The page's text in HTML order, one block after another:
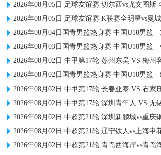
蜘蛛直播
2026年08月05日 足球友谊赛 切尔西vs尤文图斯
2026年08月05日 足球友谊赛 K联赛全明星vs曼
2026年08月04日国青男篮热身赛 中国U18男篮 - 加拿大大卫·安篮球学
2026年08月03日国青男篮热身赛 中国U18男篮 - 韩国东国大学
2026年08月02日 中甲第17轮 苏州东吴 VS 梅州客家
2026年08月02日国青男篮热身赛 中国U18男篮 - 纽纳华丁闪电队
2026年08月02日 中甲第17轮 长春亚泰 VS 石家庄功夫
2026年08月02日 中甲第17轮 深圳青年人 VS 无锡吴钩
2026年08月02日 中超第21轮 深圳新鹏城vs重庆铜梁龙
2026年08月02日 中超第21轮 辽宁铁人vs上海申花
2026年08月02日 中超第21轮 青岛西海岸vs青岛海牛